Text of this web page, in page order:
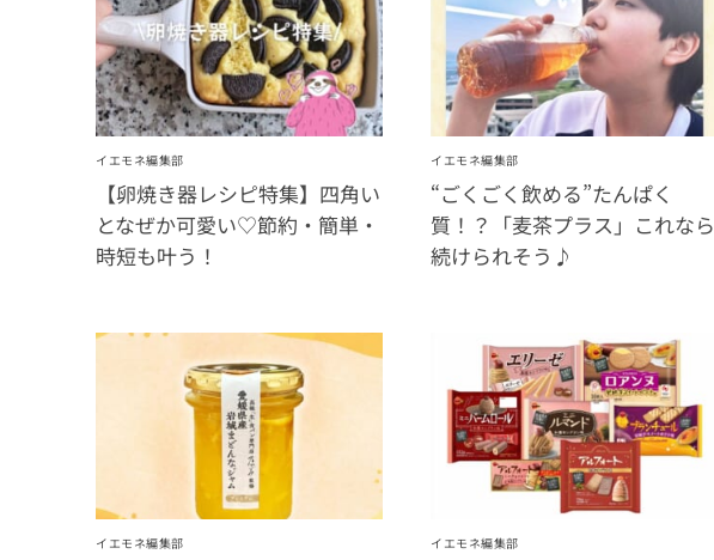
イエモネ編集部
【卵焼き器レシピ特集】四角い
となぜか可愛い♡節約・簡単・
時短も叶う！
イエモネ編集部
“ごくごく飲める”たんぱく
質！？「麦茶プラス」これなら
続けられそう♪
イエモネ編集部 イエモネ編集部